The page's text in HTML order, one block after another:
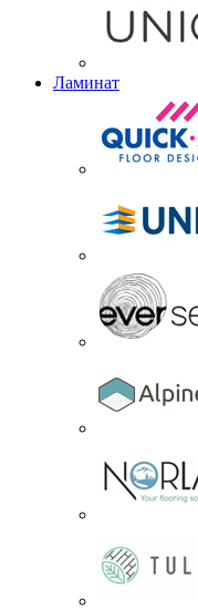
Ламинат